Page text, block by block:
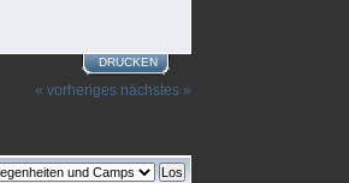
DRUCKEN
« vorheriges nächstes »